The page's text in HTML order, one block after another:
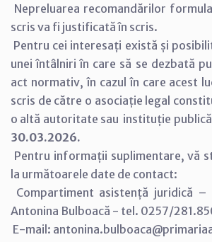
Nepreluarea recomandărilor
scris va fi justificată în scris.
Pentru cei interesați există și
unei întâlniri în care să se dezbată
act normativ, în cazul în care acest
scris de către o asociație legal
o altă autoritate sau instituție
30.03.2026.
Pentru informații suplimentare, vă
la următoarele date de contact:
Compartiment asistență juridică –
Antonina Bulboacă - tel. 0257/
E-mail: